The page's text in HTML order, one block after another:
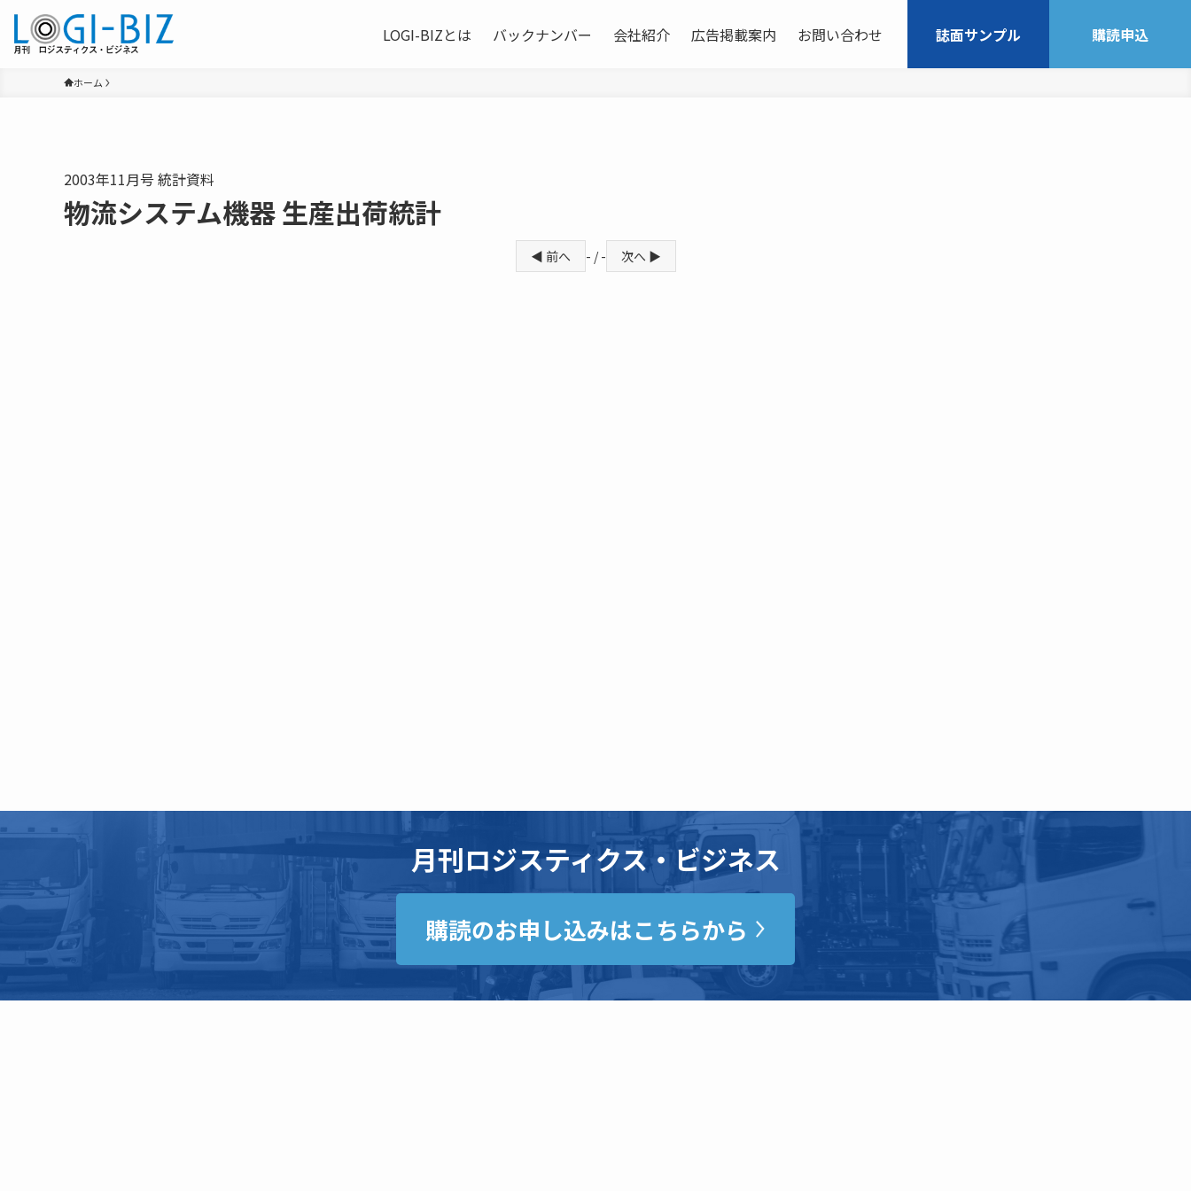
LOGI-BIZとは バックナンバー 会社紹介 広告掲載案内 お問い合わせ 誌面サンプル 購読申込
ホーム
2003年11月号 統計資料
物流システム機器 生産出荷統計
◀ 前へ - / - 次へ ▶
月刊ロジスティクス・ビジネス
購読のお申し込みはこちらから